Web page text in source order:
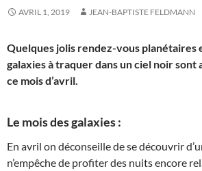
AVRIL 1, 2019 JEAN-BAPTISTE FELDMANN
Quelques jolis rendez-vous planétaires
galaxies à traquer dans un ciel noir sont
ce mois d’avril.
Le mois des galaxies :
En avril on déconseille de se découvrir
n’empêche de profiter des nuits encore